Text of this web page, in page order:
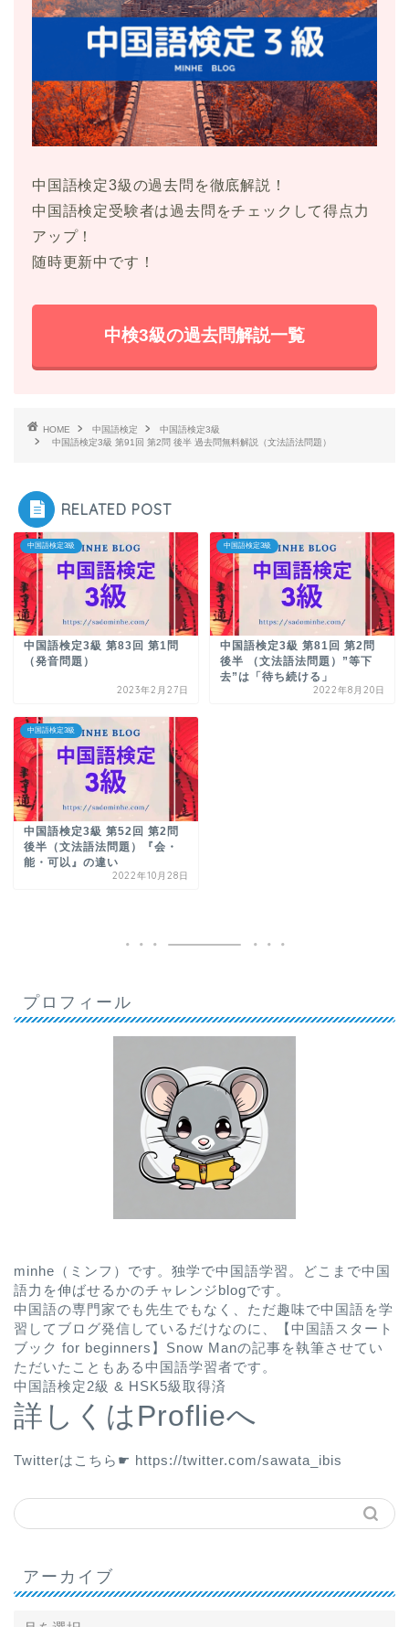
中国語検定3級の過去問を徹底解説！
中国語検定受験者は過去問をチェックして得点力
アップ！
随時更新中です！
中検3級の過去問解説一覧
HOME 中国語検定
中国語検定3級
中国語検定3級 第91回 第2問 後半 過去問無料解説（文法語法問題）
RELATED POST
中国語検定3級
中国語検定3級 第83回 第1問
（発音問題）
2023年2月27日
中国語検定3級
中国語検定3級 第81回 第2問
後半 （文法語法問題）”等下
去”は「待ち続ける」
2022年8月20日
中国語検定3級
中国語検定3級 第52回 第2問
後半（文法語法問題）『会・
能・可以』の違い
2022年10月28日
プロフィール
minhe（ミンフ）です。独学で中国語学習。どこまで中国
語力を伸ばせるかのチャレンジblogです。
中国語の専門家でも先生でもなく、ただ趣味で中国語を学
習してブログ発信しているだけなのに、
【中国語スタート
ブック for beginners】Snow Manの記事を執筆させてい
ただいたこともある中国語学習者です。
中国語検定2級 & HSK5級取得済
詳しくはProflieへ
Twitterはこちら☛ https://twitter.com/sawata_ibis
アーカイブ